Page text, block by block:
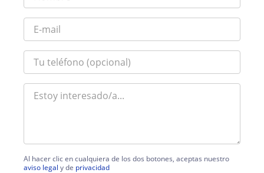
Al hacer clic en cualquiera de los dos botones, aceptas nuestro
aviso legal y de privacidad